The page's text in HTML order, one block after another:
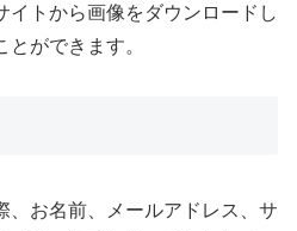
イトから画像をダウンロードし
ができます。
、お名前、メールアドレス、サ